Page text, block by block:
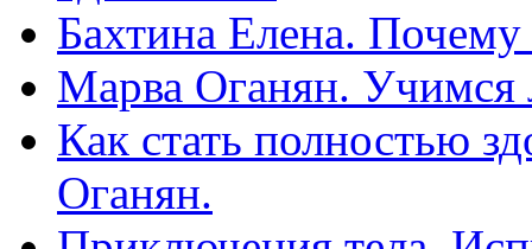
Бахтина Елена.
Марва Оганян. Учимся
Как стать полностью
Оганян.